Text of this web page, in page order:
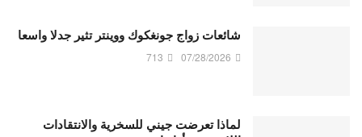
شائعات زواج جونغكوك ووينتر تثير جدلا واسعا
07/28/2026
713
لماذا تعرضت جيني للسخرية والانتقادات